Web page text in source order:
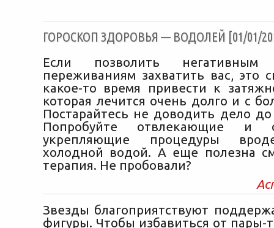
ГОРОСКОП ЗДОРОВЬЯ — ВОДОЛЕЙ [01/01/
Если позволить
переживаниям захватить вас, это
какое-то время привести к
которая лечится очень долго и с
Постарайтесь не доводить дело
Попробуйте отвлекающие и
укрепляющие процедуры
холодной водой. А еще полезна
терапия. Не пробовали?
Звезды благоприятствуют
фигуры. Чтобы избавиться от